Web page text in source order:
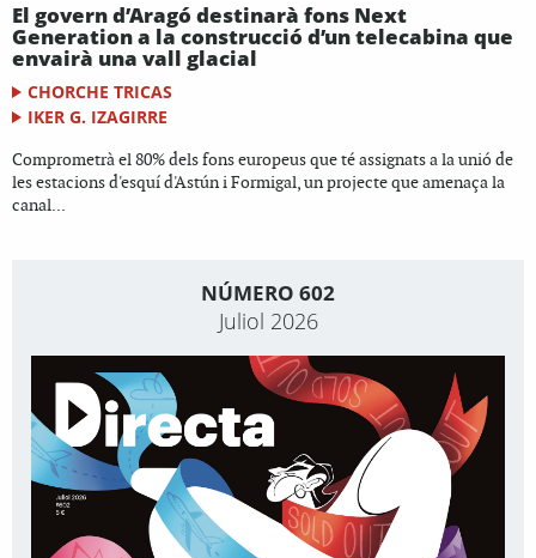
El govern d’Aragó destinarà fons Next
Generation a la construcció d’un telecabina que
envairà una vall glacial
CHORCHE TRICAS
IKER G. IZAGIRRE
Comprometrà el 80% dels fons europeus que té assignats a la unió de
les estacions d'esquí d'Astún i Formigal, un projecte que amenaça la
canal...
NÚMERO 602
Juliol 2026